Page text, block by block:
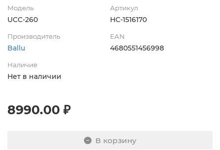
Модель
UCC-260
Артикул
НС-1516170
Производитель
Ballu
EAN
4680551456998
Наличие
Нет в наличии
8990.00 ₽
В корзину